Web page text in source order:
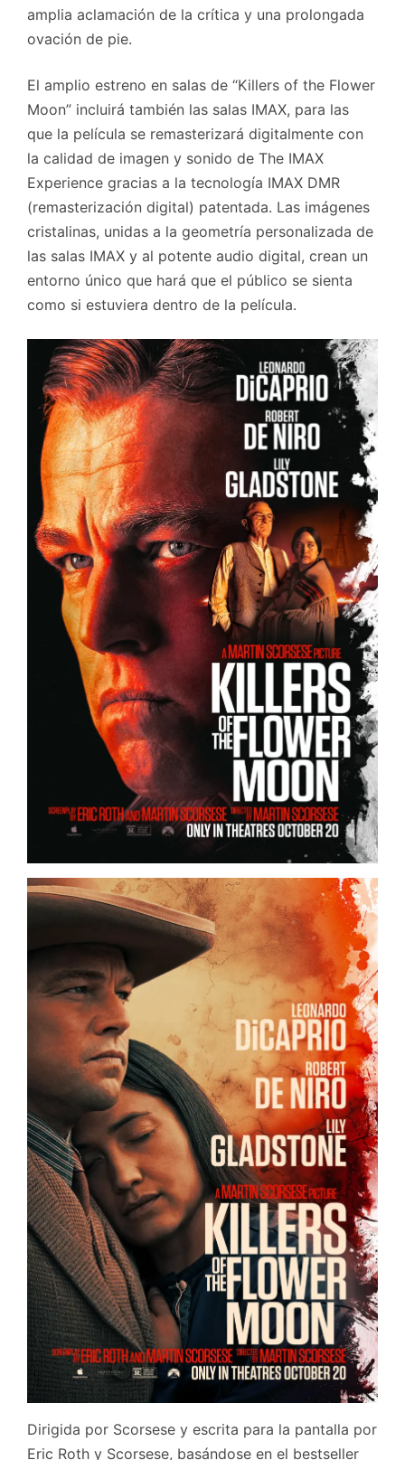
amplia aclamación de la crítica y una prolongada
ovación de pie.
El amplio estreno en salas de “Killers of the Flower
Moon” incluirá también las salas IMAX, para las
que la película se remasterizará digitalmente con
la calidad de imagen y sonido de The IMAX
Experience gracias a la tecnología IMAX DMR
(remasterización digital) patentada. Las imágenes
cristalinas, unidas a la geometría personalizada de
las salas IMAX y al potente audio digital, crean un
entorno único que hará que el público se sienta
como si estuviera dentro de la película.
Dirigida por Scorsese y escrita para la pantalla por
Eric Roth y Scorsese, basándose en el bestseller